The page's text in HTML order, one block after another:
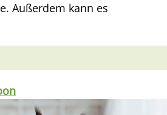
Außerdem kann es